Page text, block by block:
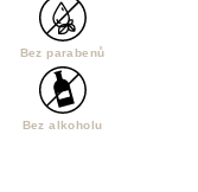
Bez parabenů
Bez alkoholu